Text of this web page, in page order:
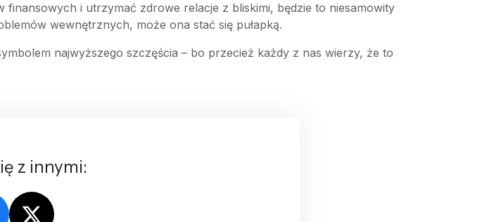
i utrzymać zdrowe relacje z bliskimi, będzie to niesamowity
wewnętrznych, może ona stać się pułapką.
najwyższego szczęścia – bo przecież każdy z nas wierzy, że to
z innymi: